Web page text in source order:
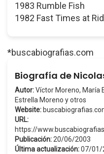
1983 Rumble Fish
1982 Fast Times at
*buscabiografias.com
Biografía de
Autor:Víctor Moreno, María
Estrella Moreno y otros
Website:
URL:
https://
Publicación:20/06/2003
Última actualización:07/01/